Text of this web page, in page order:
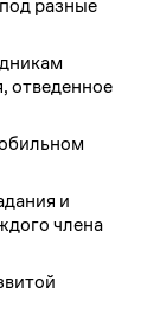
разные
отведенное
и
члена